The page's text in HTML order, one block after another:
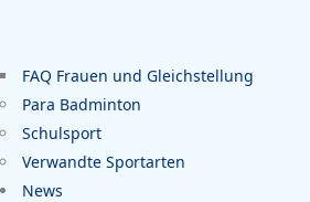
FAQ Frauen und Gleichstellung
Para Badminton
Schulsport
Verwandte Sportarten
News